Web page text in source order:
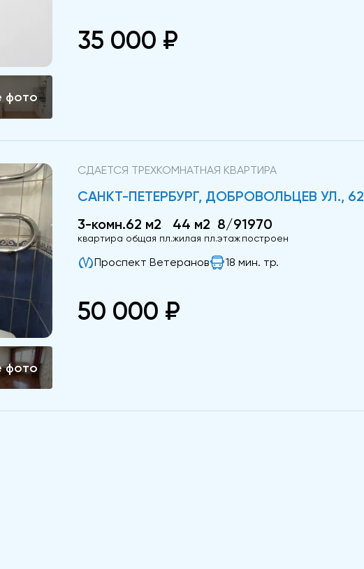
35 000 ₽
СДАЕТСЯ ТРЕХКОМНАТНАЯ КВАРТИРА
САНКТ-ПЕТЕРБУРГ, ДОБРОВОЛЬЦЕВ УЛ., 62
3-комн.
квартира
62 м2
общая пл.
44 м2
жилая пл.
8/9
этаж
1970
построен
Проспект Ветеранов 18 мин. тр.
50 000 ₽